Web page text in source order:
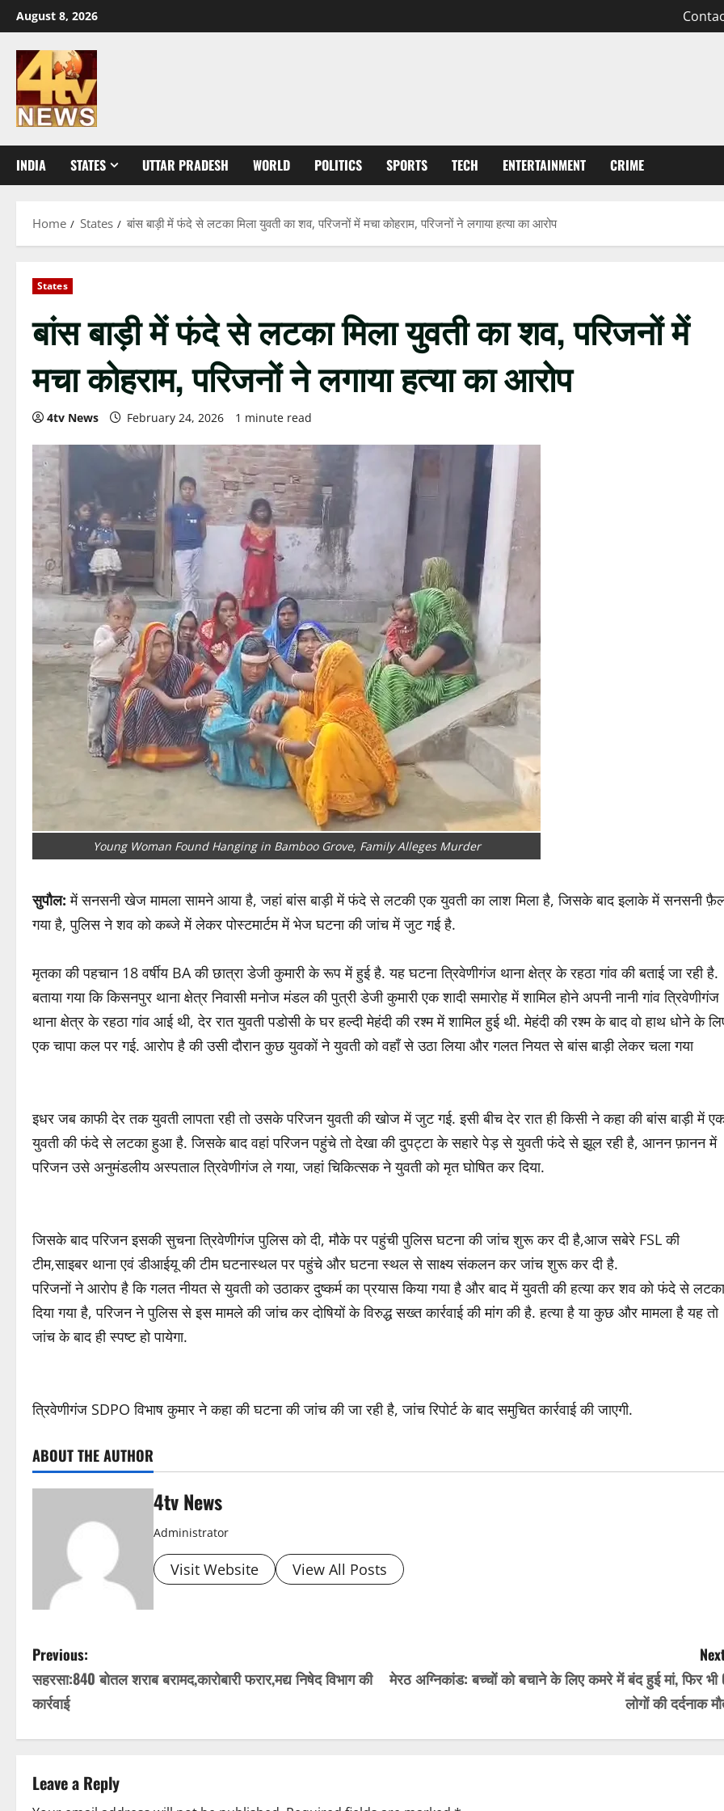
Skip
to
content
August 8, 2026
INDIA STATES UTTAR PRADESH WORLD POLITICS SPORTS TECH ENTERTAINMENT CRIME
Home States बांस बाड़ी में फंदे से लटका मिला युवती का शव, परिजनों में मचा कोहराम, परिजनों ने लगाया हत्या का आरोप
States
बांस बाड़ी में फंदे से लटका मिला युवती का शव, परिजनों में
मचा कोहराम, परिजनों ने लगाया हत्या का आरोप
4tv News February 24, 2026 1 minute read
Young Woman Found Hanging in Bamboo Grove, Family Alleges Murder
सुपौल: में सनसनी खेज मामला सामने आया है, जहां बांस बाड़ी में फंदे से लटकी एक युवती का लाश मिला है, जिसके बाद इलाके में सनसनी
गया है, पुलिस ने शव को कब्जे में लेकर पोस्टमार्टम में भेज घटना की जांच में जुट गई है.
मृतका की पहचान 18 वर्षीय BA की छात्रा डेजी कुमारी के रूप में हुई है. यह घटना त्रिवेणीगंज थाना क्षेत्र के रहठा गांव की बताई जा रही है.
बताया गया कि किसनपुर थाना क्षेत्र निवासी मनोज मंडल की पुत्री डेजी कुमारी एक शादी समारोह में शामिल होने अपनी नानी गांव त्रिवेणीगंज
थाना क्षेत्र के रहठा गांव आई थी, देर रात युवती पडोसी के घर हल्दी मेहंदी की रश्म में शामिल हुई थी. मेहंदी की रश्म के बाद वो हाथ धोने के
एक चापा कल पर गई. आरोप है की उसी दौरान कुछ युवकों ने युवती को वहाँ से उठा लिया और गलत नियत से बांस बाड़ी लेकर चला गया
इधर जब काफी देर तक युवती लापता रही तो उसके परिजन युवती की खोज में जुट गई. इसी बीच देर रात ही किसी ने कहा की बांस बाड़ी में
युवती की फंदे से लटका हुआ है. जिसके बाद वहां परिजन पहुंचे तो देखा की दुपट्टा के सहारे पेड़ से युवती फंदे से झूल रही है, आनन फ़ानन में
परिजन उसे अनुमंडलीय अस्पताल त्रिवेणीगंज ले गया, जहां चिकित्सक ने युवती को मृत घोषित कर दिया.
जिसके बाद परिजन इसकी सुचना त्रिवेणीगंज पुलिस को दी, मौके पर पहुंची पुलिस घटना की जांच शुरू कर दी है,आज सबेरे FSL की
टीम,साइबर थाना एवं डीआईयू की टीम घटनास्थल पर पहुंचे और घटना स्थल से साक्ष्य संकलन कर जांच शुरू कर दी है.
परिजनों ने आरोप है कि गलत नीयत से युवती को उठाकर दुष्कर्म का प्रयास किया गया है और बाद में युवती की हत्या कर शव को फंदे से लटका
दिया गया है, परिजन ने पुलिस से इस मामले की जांच कर दोषियों के विरुद्ध सख्त कार्रवाई की मांग की है. हत्या है या कुछ और मामला है यह तो
जांच के बाद ही स्पष्ट हो पायेगा.
त्रिवेणीगंज SDPO विभाष कुमार ने कहा की घटना की जांच की जा रही है, जांच रिपोर्ट के बाद समुचित कार्रवाई की जाएगी.
ABOUT THE AUTHOR
4tv News
Administrator
Visit Website View All Posts
P
o
n
Previous:
सहरसा:840 बोतल शराब बरामद,कारोबारी फरार,मद्य निषेद विभाग की
कार्रवाई
मेरठ अग्निकांड: बच्चों को बचाने के लिए कमरे में बंद हुई मां, फिर भी
लोगों की दर्दनाक
Leave a Reply